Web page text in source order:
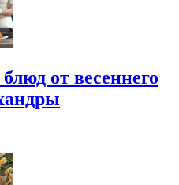
от весеннего